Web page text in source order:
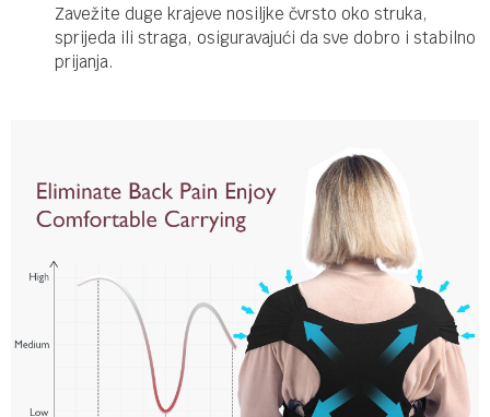
Zavežite duge krajeve nosiljke čvrsto oko struka,
sprijeda ili straga, osiguravajući da sve dobro i stabilno
prijanja.